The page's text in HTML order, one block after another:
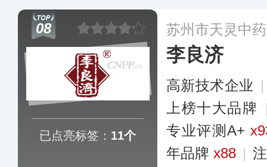
传统医药渠道、
台。更多
08
已点亮标签： 11个
苏州市天灵中
李良济
高新技术企业
上榜十大品牌
专业评测A+
年品牌 x88 |